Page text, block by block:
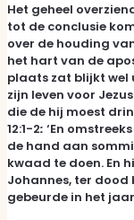
Het geheel
tot de conclusie
over de houding
het hart van de
plaats zat blijkt wel
zijn leven voor
die de hij moest
12:1-2: ‘En
de hand aan
kwaad te doen. En
Johannes, ter dood
gebeurde in het